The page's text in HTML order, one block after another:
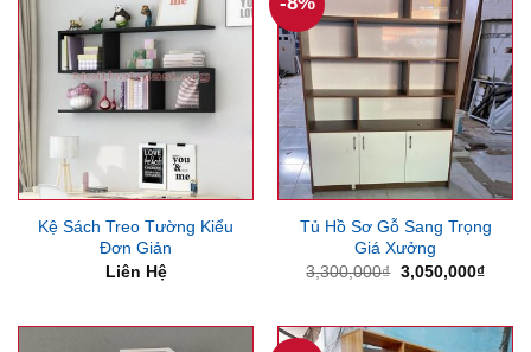
Kệ Sách Treo Tường Kiểu
Đơn Giản
Liên Hệ
Tủ Hồ Sơ Gỗ Sang Trọng
Giá Xưởng
3,300,000₫ Giá
3,050,000₫Giá